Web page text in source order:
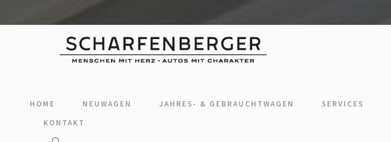
HOME NEUWAGEN JAHRES- & GEBRAUCHTWAGEN SERVICES
KONTAKT